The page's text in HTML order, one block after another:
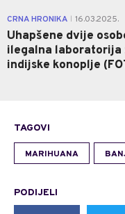
CRNA HRONIKA 16.03.2025.
Uhapšene dvije
ilegalna laboratorija
indijske konoplje
TAGOVI
MARIHUANA
PODIJELI